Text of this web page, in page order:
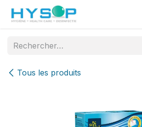
Se rendre au contenu
Tous les produits